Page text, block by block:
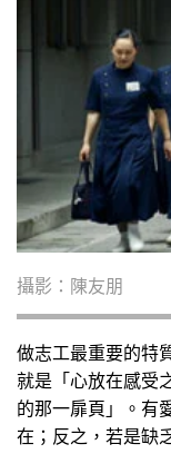
攝影：陳友朋
做志工最重要的特
就是「心放在感受
的那一扉頁」。有
在；反之，若是缺